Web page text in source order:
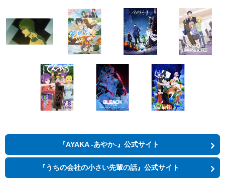
『AYAKA ‐あやか‐』公式サイト
『うちの会社の小さい先輩の話』公式サイト